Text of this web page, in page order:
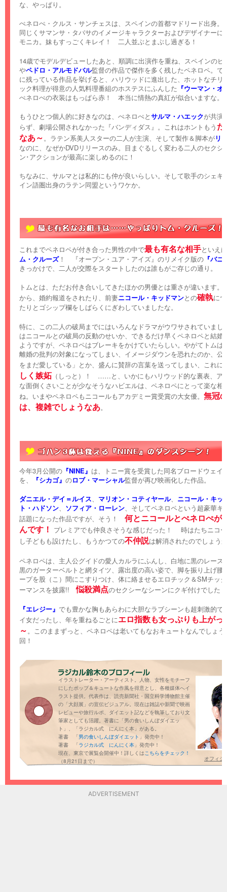
な、やっぱり。
ぺネロぺ・クルス・サンチェスは、スペインの首都マドリード出身。
同じくサマンサ・タバサのイメージキャラクターおよびデザイナーに
モニカ。妹もすっごくキレイ！ 二人並ぶとまぶし過ぎる！
14歳でモデルデビューしたあと、順調に出演作を重ね、スペインのビ
やペドロ・アルモドバル監督の作品で傑作を多く残したペネロペ。で
に残っている作品を挙げると、ハリウッドに進出した、ホットなチリ
ック料理が得意の人気料理番組のホステスにふんした 『ウーマン・
ぺネロぺの衣装はもっぱら赤！ 本当に情熱の真紅が似合いますな。
もうひとつ個人的に好きなのは、ぺネロぺとサルマ・ハエックが共演
らず、劇場公開されなかった『バンディダス』。これはホントもう
なあ～ 。ラテン系美人スターの二人が主演、そして製作＆脚本がリ
なのに、なぜかDVDリリースのみ。目まぐるしく変わる二人のセクシ
ン･アクションが最高に楽しめるのに！
ちなみに、サルマとは私的にも仲が良いらしい。そして歌手のシェキ
イン語圏出身のラテン同盟というワケか。
これまでペネロペが付き合った男性の中で最も有名な相手といえ
ム・クルーズ！ 『オープン・ユア・アイズ』のリメイク版の 『バ
きっかけで、二人が交際をスタートしたのは誰もがご存じの通り。
トムとは、ただお付き合いしてきたほかの男優とは重さが違います。
から、婚約報道をされたり、前妻ニコール・キッドマンとの確執に
たりとゴシップ欄をしばらくにぎわしていましたな。
特に、この二人の破局までにはいろんなドラマがウワサされていまし
はニコールとの破局の反動のせいか、できるだけ早くペネロペと結婚
ようですが、ペネロペはブレーキをかけていたらしい。やがてトムは
離婚の批判の対象になってしまい、イメージダウンを恐れたのか、公
をまだ愛している」とか、盛んに賛辞の言葉を送ってしまい、これに
しく嫉妬（しっと）！ ……と、いかにもハリウッド的な裏表、ア
な面倒くさいことが少なそうなハビエルは、ペネロペにとって楽な相
ね。いまやペネロペもニコールもアカデミー賞受賞の大女優。 無冠
は、複雑でしょうなあ。
今年3月公開の 『NINE』 は、トニー賞を受賞した同名ブロードウェイ
を、
『シカゴ』 のロブ・マーシャル監督が再び映画化した作品。
ダニエル・デイ＝ルイス、 マリオン・コティヤール、 ニコール・キッ
ト・ハドソン、 ソフィア・ローレン、そしてペネロペという超豪華キ
話題になった作品ですが、そう！ 何とニコールとぺネロぺが
んです！ プレミアでも仲良さそうな感じだった！ 時はたちニコ
し子どもも設けたし、もうかつての不仲説は解消されたのでしょう
ペネロペは、主人公グイドの愛人カルラにふんし、白地に黒のレース
黒のガーターベルトと網タイツ、露出度の高い姿で、脚を振り上げ腰
ープを股（こ）間にこすりつけ、体に絡ませるエロチック＆SMチッ
ーマンスを披露!!悩殺満点のセクシーなシーンにクギ付けでした！
『エレジー』 でも豊かな胸もあらわに大胆なラブシーンも超刺激的で
イ女だったし、年を重ねるごとにエロ指数も女っぷりも上がっ
～ 。このままずっと、ペネロペは老いてもなおキュートなんでしょ
回！
イラストレーター・アーティスト。人物、女性をモチーフ
にしたポップ＆キュートな作風を得意とし、各種媒体へイ
ラスト提供。代表作は、読売新聞社・国立科学博物館主催
の「大顔展」の宣伝ビジュアル。現在は雑誌や新聞で映画
レビューや旅行ルポ、ダイエット記などを執筆しており文
筆家としても活躍。著書に「男の食いしんぼダイエッ
ト」、「ラジカル式 にんにく本」がある。
著書 「男の食いしんぼダイエット 」発売中！
著書 「ラジカル式 にんにく本 」発売中！
現在、東京で展覧会開催中！詳しくはこちらをチェック！
（8月21日まで）
オフィシ
ADVERTISEMENT